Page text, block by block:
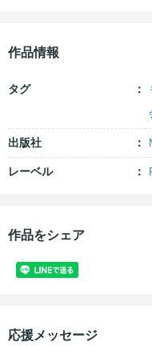
作品情報
タグ
出版社
レーベル
作品をシェア
応援メッセージ